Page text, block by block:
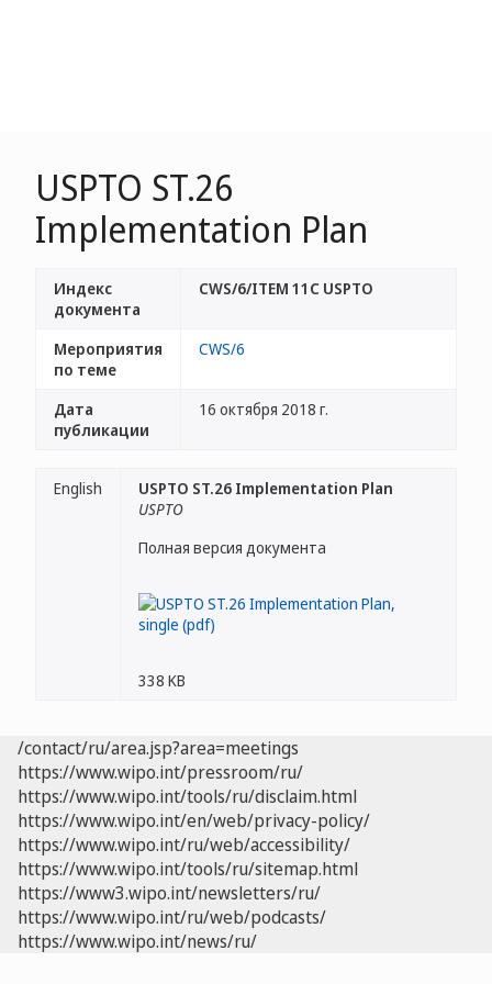
USPTO ST.26
Implementation Plan
Индекс
документа
CWS/6/ITEM 11C USPTO
Мероприятия
по теме
CWS/6
Дата
публикации
16 октября 2018 г.
English
USPTO ST.26 Implementation Plan
USPTO
Полная версия документа
338 KB
/contact/ru/area.jsp?area=meetings
https://www.wipo.int/pressroom/ru/
https://www.wipo.int/tools/ru/disclaim.html
https://www.wipo.int/en/web/privacy-policy/
https://www.wipo.int/ru/web/accessibility/
https://www.wipo.int/tools/ru/sitemap.html
https://www3.wipo.int/newsletters/ru/
https://www.wipo.int/ru/web/podcasts/
https://www.wipo.int/news/ru/